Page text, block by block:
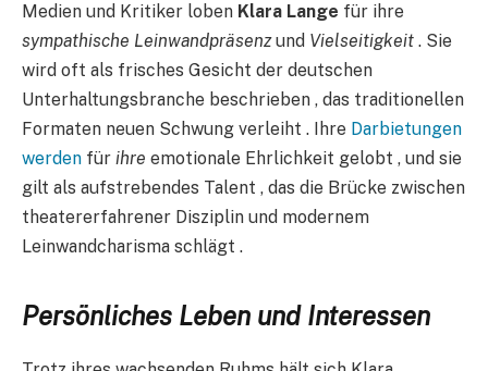
Medien und Kritiker loben Klara Lange für ihre
sympathische Leinwandpräsenzund Vielseitigkeit . Sie
wird oft als frisches Gesicht der deutschen
Unterhaltungsbranche beschrieben , das traditionellen
Formaten neuen Schwung verleiht . Ihre Darbietungen
werden für ihre emotionale Ehrlichkeit gelobt , und sie
gilt als aufstrebendes Talent , das die Brücke zwischen
theatererfahrener Disziplin und modernem
Leinwandcharisma schlägt .​​​
Persönliches Leben und Interessen